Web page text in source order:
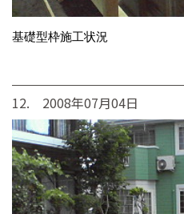
基礎型枠施工状況
12. 2008年07月04日